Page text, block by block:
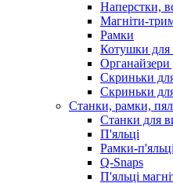
Наперстки,
Магніти-
Рамки
Котушки для
Органайзери
Скриньки
Скриньки
Станки, рамки,
Станки для
П'яльці
Рамки-п'яльці
Q-Snaps
П'яльці